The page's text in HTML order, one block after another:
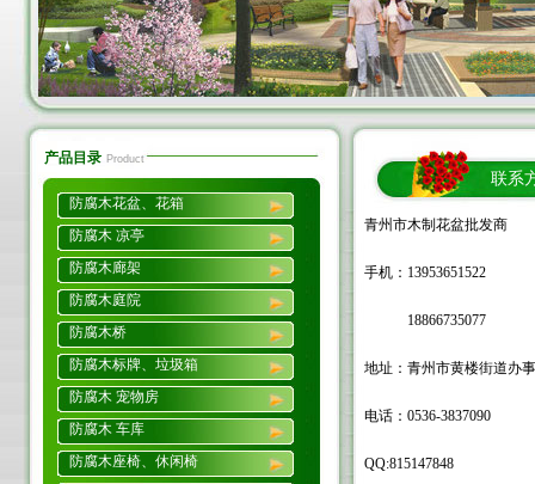
产品目录 Product
防腐木花盆、花箱
防腐木 凉亭
防腐木廊架
防腐木庭院
防腐木桥
防腐木标牌、垃圾箱
防腐木 宠物房
防腐木 车库
防腐木座椅、休闲椅
联系
青州市木制花盆批发商
手机：13953651522
18866735077
地址：青州市黄楼街道办
电话：0536-3837090
QQ:815147848